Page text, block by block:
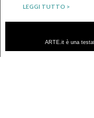
LEGGI TUTTO >
ARTE.it è una